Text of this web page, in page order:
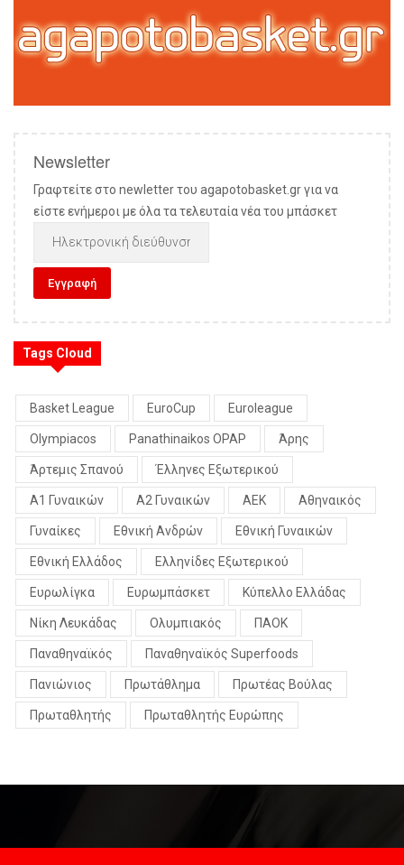
Newsletter
Γραφτείτε στο newletter του agapotobasket.gr για να
είστε ενήμεροι με όλα τα τελευταία νέα του μπάσκετ
Tags Cloud
Basket League EuroCup Euroleague
Olympiacos Panathinaikos OPAP Άρης
Άρτεμις Σπανού Έλληνες Εξωτερικού
Α1 Γυναικών Α2 Γυναικών ΑΕΚ Αθηναικός
Γυναίκες Εθνική Ανδρών Εθνική Γυναικών
Εθνική Ελλάδος Ελληνίδες Εξωτερικού
Ευρωλίγκα Ευρωμπάσκετ Κύπελλο Ελλάδας
Νίκη Λευκάδας Ολυμπιακός ΠΑΟΚ
Παναθηναϊκός Παναθηναϊκός Superfoods
Πανιώνιος Πρωτάθλημα Πρωτέας Βούλας
Πρωταθλητής Πρωταθλητής Ευρώπης